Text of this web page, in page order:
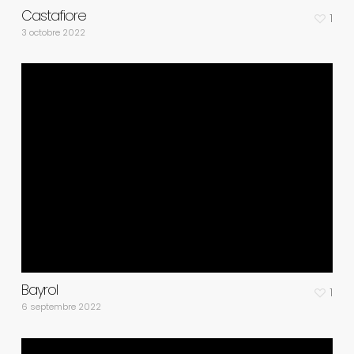
Castafiore
3 octobre 2022
1
Bayrol
6 septembre 2022
1